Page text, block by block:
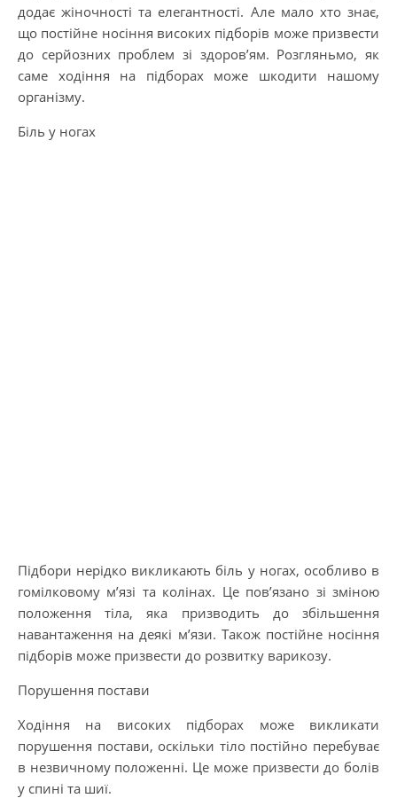
додає жіночності та елегантності. Але мало хто знає,
що постійне носіння високих підборів може призвести
до серйозних проблем зі здоров’ям. Розгляньмо, як
саме ходіння на підборах може шкодити нашому
організму.
Біль у ногах
Підбори нерідко викликають біль у ногах, особливо в
гомілковому м’язі та колінах. Це пов’язано зі зміною
положення тіла, яка призводить до збільшення
навантаження на деякі м’язи. Також постійне носіння
підборів може призвести до розвитку варикозу.
Порушення постави
Ходіння на високих підборах може викликати
порушення постави, оскільки тіло постійно перебуває
в незвичному положенні. Це може призвести до болів
у спині та шиї.